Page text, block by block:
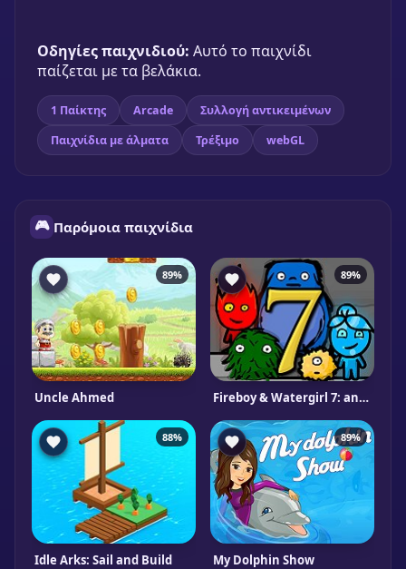
Οδηγίες παιχνιδιού: Αυτό το παιχνίδι
παίζεται με τα βελάκια.
1 Παίκτης Arcade
Συλλογή αντικειμένων
Παιχνίδια με άλματα
Τρέξιμο webGL
🎮 Παρόμοια παιχνίδια
89%
Uncle Ahmed
89%
Fireboy & Watergirl 7: and Friends
88%
Idle Arks: Sail and Build
89%
My Dolphin Show